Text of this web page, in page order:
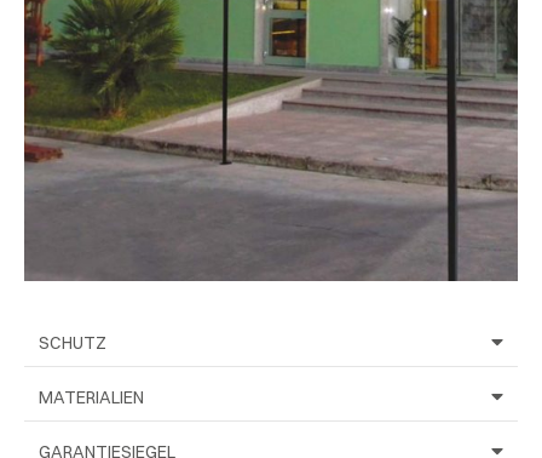
SCHUTZ
MATERIALIEN
GARANTIESIEGEL